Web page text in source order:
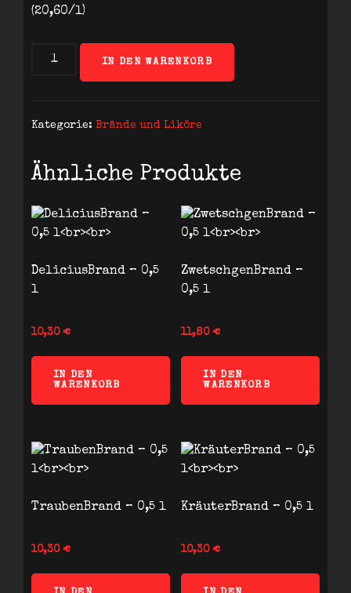
(20,60/l)
Quittenlikör
IN DEN WARENKORB
Kategorie: Brände und Liköre
Ähnliche Produkte
DeliciusBrand – 0,5
l
10,30 €
IN DEN
WARENKORB
ZwetschgenBrand –
0,5 l
11,80€
IN DEN
WARENKORB
TraubenBrand – 0,5 l
10,30 €
KräuterBrand – 0,5 l
10,30€